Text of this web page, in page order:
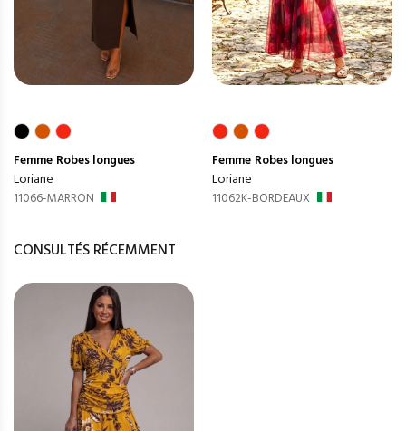
Femme Robes longues
Loriane
11066-MARRON
Femme Robes longues
Loriane
11062K-BORDEAUX
CONSULTÉS RÉCEMMENT